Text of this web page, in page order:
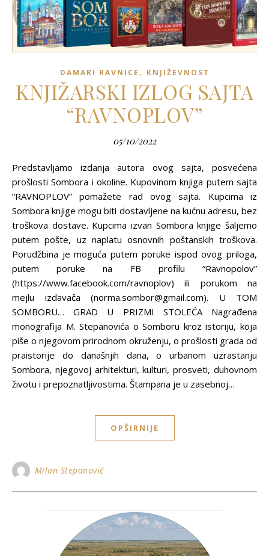
DAMARI RAVNICE , KNJIŽEVNOST
KNJIŽARSKI IZLOG SAJTA
“RAVNOPLOV”
05/10/2022
Predstavljamo izdanja autora ovog sajta, posvećena
prošlosti Sombora i okoline. Kupovinom knjiga putem sajta
“RAVNOPLOV” pomažete rad ovog sajta. Kupcima iz
Sombora knjige mogu biti dostavljene na kućnu adresu, bez
troškova dostave. Kupcima izvan Sombora knjige šaljemo
putem pošte, uz naplatu osnovnih poštanskih troškova.
Porudžbina je moguća putem poruke ispod ovog priloga,
putem poruke na FB profilu “Ravnopolov”
(https://www.facebook.com/ravnoplov) ili porukom na
mejlu izdavača (norma.sombor@gmail.com). U TOM
SOMBORU… GRAD U PRIZMI STOLEĆA Nagrađena
monografija M. Stepanovića o Somboru kroz istoriju, koja
piše o njegovom prirodnom okruženju, o prošlosti grada od
praistorije do današnjih dana, o urbanom uzrastanju
Sombora, njegovoj arhitekturi, kulturi, prosveti, duhovnom
životu i prepoznatljivostima. Štampana je u zasebnoj…
OPŠIRNIJE
Milan Stepanović